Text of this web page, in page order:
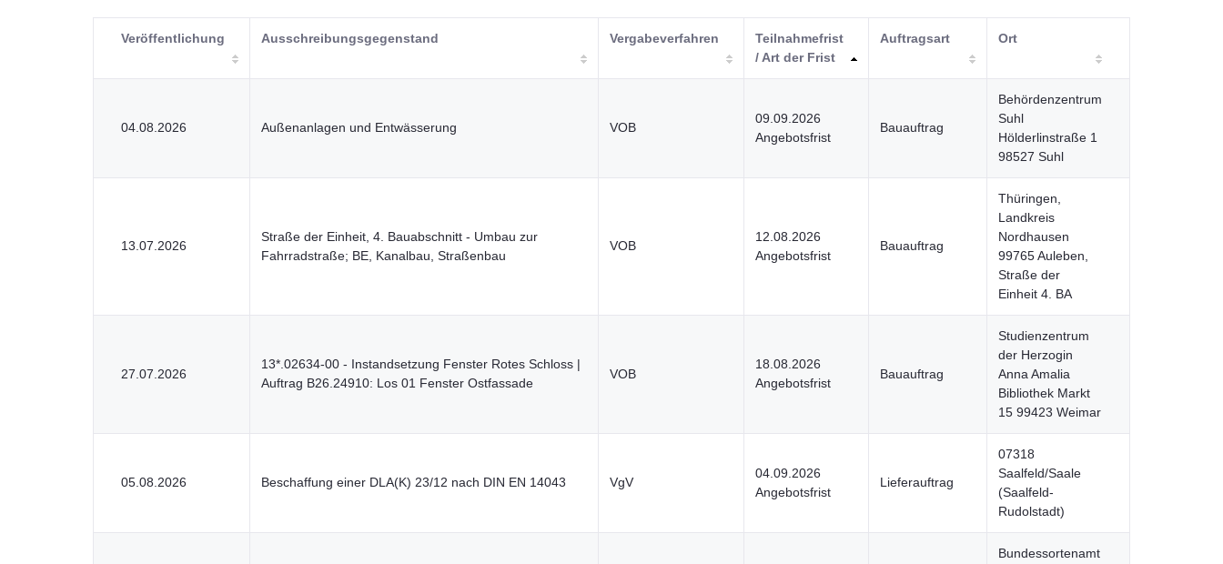
Veröffentlichung Ausschreibungsgegenstand Vergabeverfahren
Teilnahmefrist
/ Art der Frist
Auftragsart Ort
04.08.2026 Außenanlagen und Entwässerung VOB
09.09.2026
Angebotsfrist
Bauauftrag
Behördenzentrum
Suhl
Hölderlinstraße 1
98527 Suhl
13.07.2026
Straße der Einheit, 4. Bauabschnitt - Umbau zur
Fahrradstraße; BE, Kanalbau, Straßenbau
VOB
12.08.2026
Angebotsfrist
Bauauftrag
Thüringen,
Landkreis
Nordhausen
99765 Auleben,
Straße der
Einheit 4. BA
27.07.2026
13*.02634-00 - Instandsetzung Fenster Rotes Schloss |
Auftrag B26.24910: Los 01 Fenster Ostfassade
VOB
18.08.2026
Angebotsfrist
Bauauftrag
Studienzentrum
der Herzogin
Anna Amalia
Bibliothek Markt
15 99423 Weimar
05.08.2026 Beschaffung einer DLA(K) 23/12 nach DIN EN 14043 VgV
04.09.2026
Angebotsfrist
Lieferauftrag
07318
Saalfeld/Saale
(Saalfeld-
Rudolstadt)
Bundessortenamt